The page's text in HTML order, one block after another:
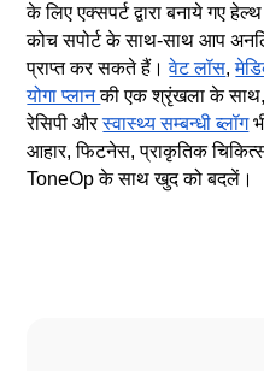
के लिए एक्सपर्ट द्वारा बनाये गए
कोच सपोर्ट के साथ-साथ आप
प्राप्त कर सकते हैं। वेट लॉस,
योगा प्लान की एक श्रृंखला के साथ,
रेसिपी और स्वास्थ्य सम्बन्धी ब्लॉग
आहार, फिटनेस, प्राकृतिक
ToneOp के साथ खुद को बदलें।